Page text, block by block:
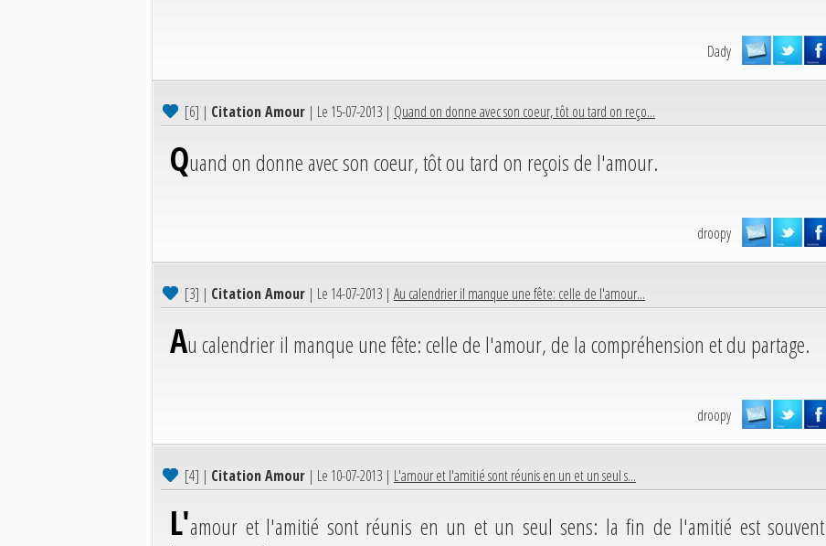
Dady
[6] | Citation Amour | Le 15-07-2013 | Quand on donne avec son coeur, tôt ou tard on reço...
Quand on donne avec son coeur, tôt ou tard on reçois de l'amour.
droopy
[3] | Citation Amour | Le 14-07-2013 | Au calendrier il manque une fête: celle de l'amour...
Au calendrier il manque une fête: celle de l'amour, de la compréhension et du partage.
droopy
[4] | Citation Amour | Le 10-07-2013 | L'amour et l'amitié sont réunis en un et un seul s...
L'amour et l'amitié sont réunis en un et un seul sens: la fin de l'amitié est souvent